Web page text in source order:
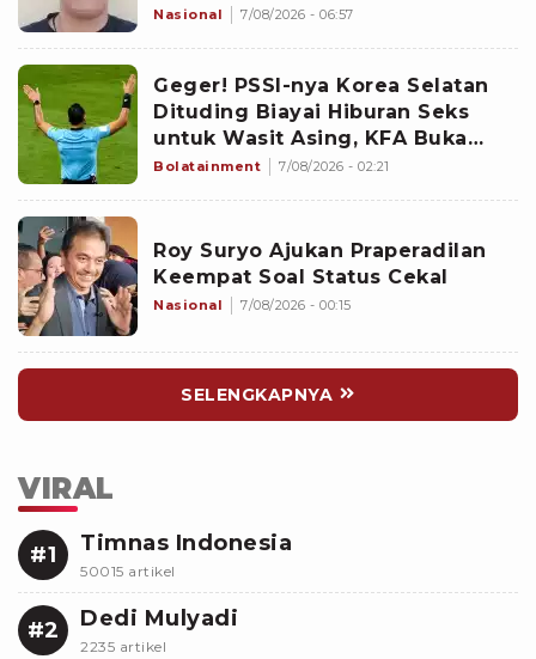
Interview di Mal
Nasional 7/08/2026 - 06:57
Geger! PSSI-nya Korea Selatan
Dituding Biayai Hiburan Seks
untuk Wasit Asing, KFA Buka
Suara
Bolatainment 7/08/2026 - 02:21
Roy Suryo Ajukan Praperadilan
Keempat Soal Status Cekal
Nasional 7/08/2026 - 00:15
SELENGKAPNYA
VIRAL
#1 Timnas Indonesia
50015 artikel
#2 Dedi Mulyadi
2235 artikel